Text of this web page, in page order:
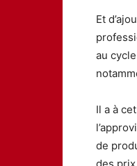
Et
au
Il a à
de